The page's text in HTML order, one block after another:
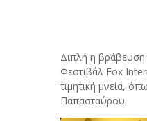
Διπλή η βράβευση
Φεστιβάλ Fox
τιμητική μνεία,
Παπασταύρου.